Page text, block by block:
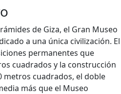
de Giza, el Gran Museo
a una única civilización. El
permanentes que
cuadrados y la construcción
metros cuadrados, el doble
más que el Museo